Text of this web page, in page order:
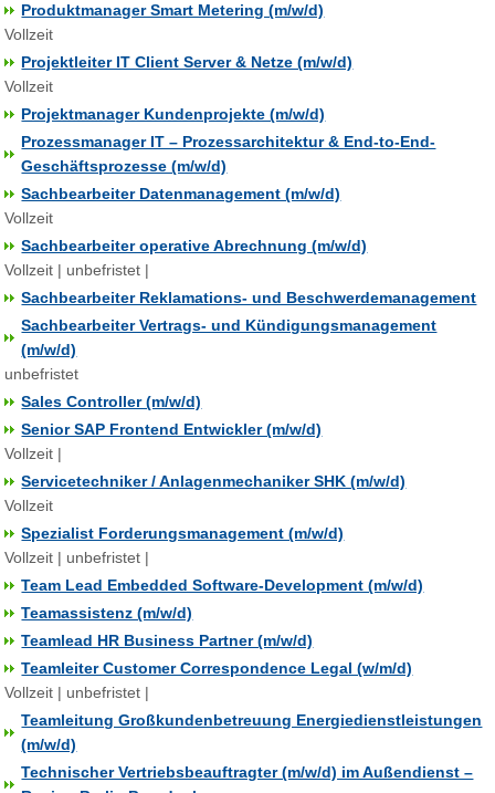
Produktmanager Smart Metering (m/w/d)
Vollzeit
Projektleiter IT Client Server & Netze (m/w/d)
Vollzeit
Projektmanager Kundenprojekte (m/w/d)
Prozessmanager IT – Prozessarchitektur & End-to-End-
Geschäftsprozesse (m/w/d)
Sachbearbeiter Datenmanagement (m/w/d)
Vollzeit
Sachbearbeiter operative Abrechnung (m/w/d)
Vollzeit | unbefristet |
Sachbearbeiter Reklamations- und Beschwerdemanagement
Sachbearbeiter Vertrags- und Kündigungsmanagement
(m/w/d)
unbefristet
Sales Controller (m/w/d)
Senior SAP Frontend Entwickler (m/w/d)
Vollzeit |
Servicetechniker / Anlagenmechaniker SHK (m/w/d)
Vollzeit
Spezialist Forderungsmanagement (m/w/d)
Vollzeit | unbefristet |
Team Lead Embedded Software-Development (m/w/d)
Teamassistenz (m/w/d)
Teamlead HR Business Partner (m/w/d)
Teamleiter Customer Correspondence Legal (w/m/d)
Vollzeit | unbefristet |
Teamleitung Großkundenbetreuung Energiedienstleistungen
(m/w/d)
Technischer Vertriebsbeauftragter (m/w/d) im Außendienst –